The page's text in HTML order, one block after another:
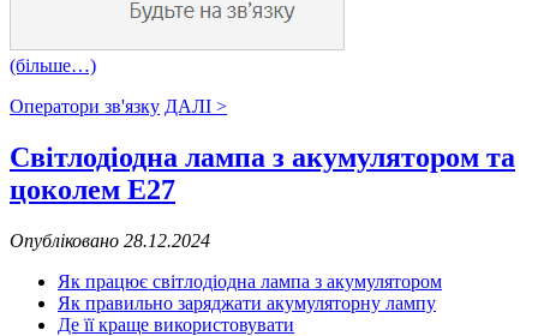
(більше…)
Оператори зв'язку ДАЛІ >
Світлодіодна лампа з акумулятором та
цоколем Е27
Опубліковано 28.12.2024
Як працює світлодіодна лампа з акумулятором
Як правильно заряджати акумуляторну лампу
Де її краще використовувати